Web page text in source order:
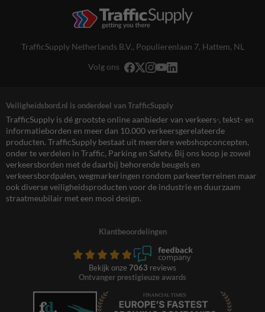
TrafficSupply Netherlands B.V., Populierenlaan 7, Hattem, NL
Volg ons
Veiligheidsbord.nl is onderdeel van TrafficSupply
TrafficSupply is dé grootste online aanbieder van verkeers-, tekst- en
informatieborden en meer dan 10.000 verkeersgerelateerde
producten. TrafficSupply bestaat uit meerdere webshopconcepten,
onder te verdelen in Traffic, Parking en Safety. Bij ons koop je zowel
verkeersborden met de daarbij behorende beugels en
verkeersbordpalen, wegmarkeringen rondom parkeerterreinen maar
ook diverse veiligheidsproducten voor de industrie en duurzaam
straatmeubilair met een mooi design.
Klantbeoordelingen
Bekijk onze 7063 reviews
Ontvanger prestigieuze awards